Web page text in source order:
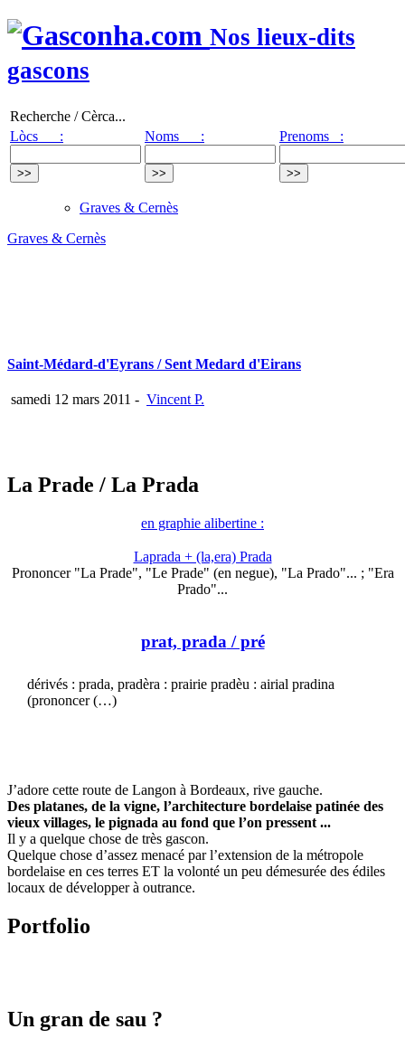
Nos lieux-dits
gascons
Recherche / Cèrca...
Lòcs :
Noms : Prenoms :
Graves & Cernès
Graves & Cernès
Saint-Médard-d'Eyrans / Sent Medard d'Eirans
samedi 12 mars 2011 - Vincent P.
La Prade / La Prada
en graphie alibertine :
Laprada + (la,era) Prada
Prononcer "La Prade", "Le Prade" (en negue), "La Prado"... ; "Era
Prado"...
prat, prada / pré
dérivés : prada, pradèra : prairie pradèu : airial pradina
(prononcer (…)
J’adore cette route de Langon à Bordeaux, rive gauche.
Des platanes, de la vigne, l’architecture bordelaise patinée des
vieux villages, le pignada au fond que l’on pressent ...
Il y a quelque chose de très gascon.
Quelque chose d’assez menacé par l’extension de la métropole
bordelaise en ces terres ET la volonté un peu démesurée des édiles
locaux de développer à outrance.
Portfolio
Un gran de sau ?